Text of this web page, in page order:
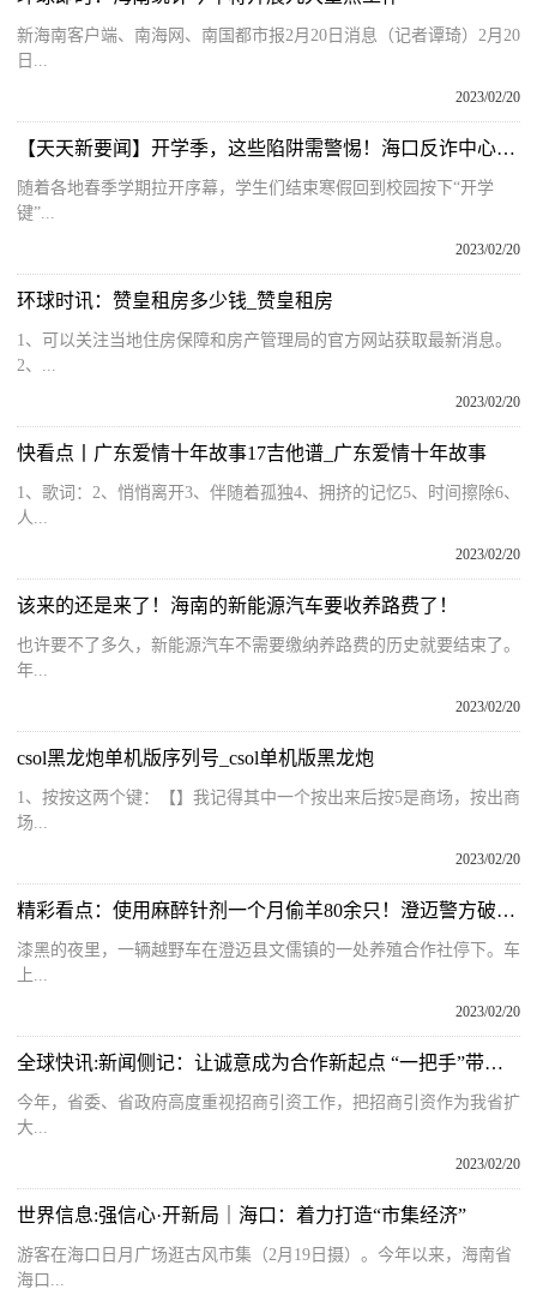
新海南客户端、南海网、南国都市报2月20日消息（记者谭琦）2月20
日...
2023/02/20
【天天新要闻】开学季，这些陷阱需警惕！海口反诈中心公布多种诈骗套路和防范手段
随着各地春季学期拉开序幕，学生们结束寒假回到校园按下“开学
键”...
2023/02/20
环球时讯：赞皇租房多少钱_赞皇租房
1、可以关注当地住房保障和房产管理局的官方网站获取最新消息。
2、...
2023/02/20
快看点丨广东爱情十年故事17吉他谱_广东爱情十年故事
1、歌词：2、悄悄离开3、伴随着孤独4、拥挤的记忆5、时间擦除6、
人...
2023/02/20
该来的还是来了！海南的新能源汽车要收养路费了！
也许要不了多久，新能源汽车不需要缴纳养路费的历史就要结束了。
年...
2023/02/20
csol黑龙炮单机版序列号_csol单机版黑龙炮
1、按按这两个键：【】我记得其中一个按出来后按5是商场，按出商
场...
2023/02/20
精彩看点：使用麻醉针剂一个月偷羊80余只！澄迈警方破获多起黑山羊被盗案
漆黑的夜里，一辆越野车在澄迈县文儒镇的一处养殖合作社停下。车
上...
2023/02/20
全球快讯:新闻侧记：让诚意成为合作新起点 “一把手”带头开启招商“加速度”
今年，省委、省政府高度重视招商引资工作，把招商引资作为我省扩
大...
2023/02/20
世界信息:强信心·开新局｜海口：着力打造“市集经济”
游客在海口日月广场逛古风市集（2月19日摄）。今年以来，海南省
海口...